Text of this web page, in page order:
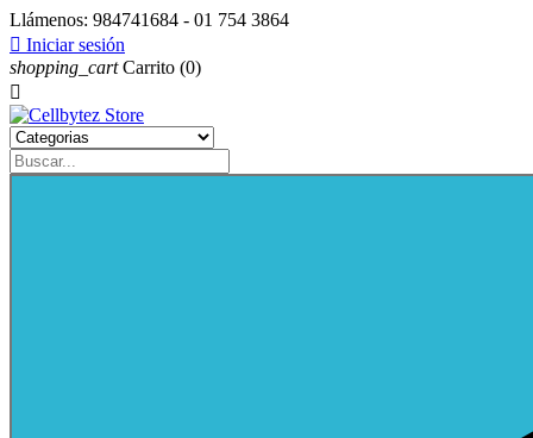
Llámenos: 984741684 - 01 754 3864
 Iniciar sesión
shopping_cart Carrito (0)
